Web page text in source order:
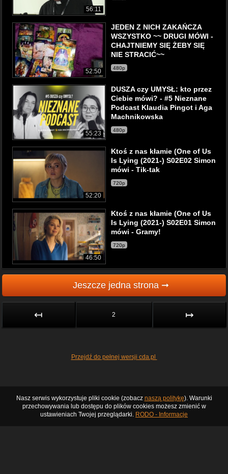
56:11
52:50
JEDEN Z NICH ZAKAŃCZA
WSZYSTKO ~~ DRUGI MÓWI -
CHAJTNIEMY SIĘ ŻEBY SIĘ
NIE STRACIĆ~~
480p
55:23
DUSZA czy UMYSŁ: kto przez
Ciebie mówi? - #5 Nieznane
Podcast Klaudia Pingot i Aga
Machnikowska
480p
52:20
Ktoś z nas kłamie (One of Us
Is Lying (2021-) S02E02 Simon
mówi - Tik-tak
720p
46:50
Ktoś z nas kłamie (One of Us
Is Lying (2021-) S02E01 Simon
mówi - Gramy!
720p
Jeszcze jedna strona ➞
↤ 2 ↦
Przejdź do pełnej wersji cda.pl
Nasz serwis wykorzystuje pliki cookie (zobacz naszą politykę). Warunki
przechowywania lub dostępu do plików cookies możesz zmienić w
ustawieniach Twojej przeglądarki. RODO - Informacje